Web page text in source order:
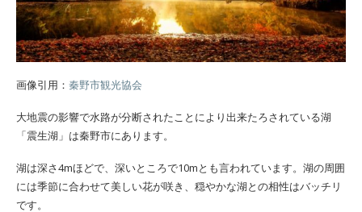
画像引用： 秦野市観光協会
大地震の影響で水路が分断されたことにより出来たろされている湖
「震生湖」は秦野市にあります。
湖は深さ4mほどで、深いところで10mとも言われています。湖の周囲
には季節に合わせて美しい花が咲き、穏やかな湖との相性はバッチリ
です。